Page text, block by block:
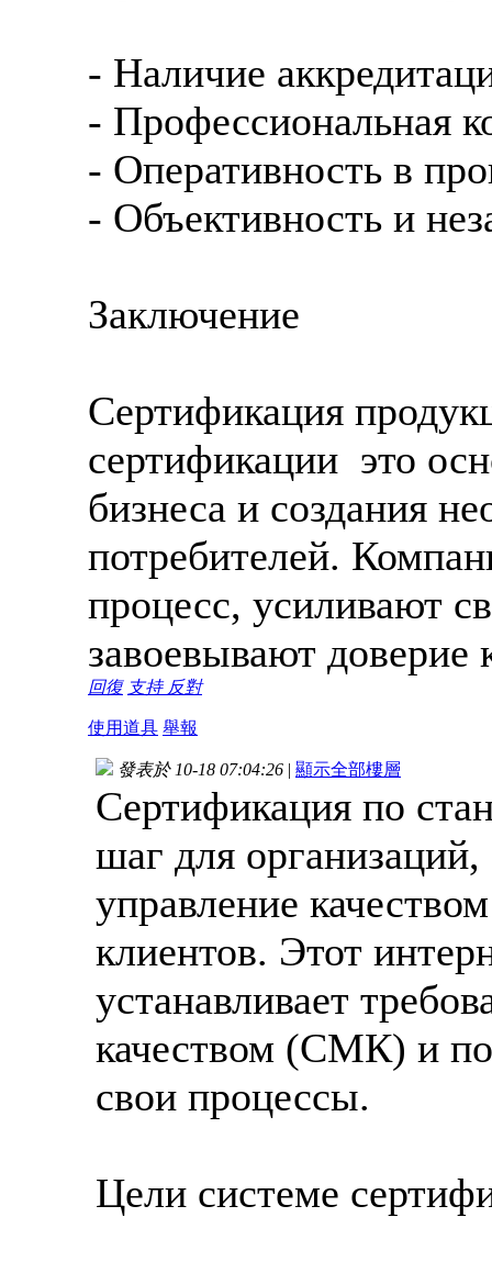
- Наличие
- Профессиональная
- Оперативность в
- Объективность и
Заключение
Сертификация
сертификации это
бизнеса и создания
потребителей.
процесс, усиливают
завоевывают доверие
回復 支持 反對
使用道具 舉報
發表於 10-18 07:04:26 | 顯示全部樓層
Сертификация по
шаг для
управление
клиентов. Этот
устанавливает
качеством (СМК) и
свои процессы.
Цели системе